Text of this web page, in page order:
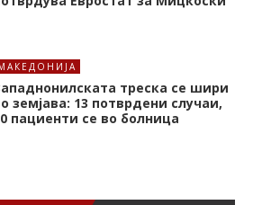
треска се шири
земјава: 13 потврдени случаи,
пациенти се во болница